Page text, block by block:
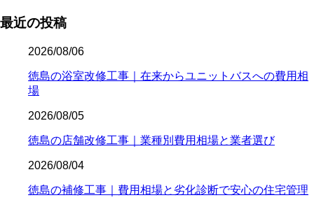
最近の投稿
2026/08/06
徳島の浴室改修工事｜在来からユニットバスへの費用相
場
2026/08/05
徳島の店舗改修工事｜業種別費用相場と業者選び
2026/08/04
徳島の補修工事｜費用相場と劣化診断で安心の住宅管理